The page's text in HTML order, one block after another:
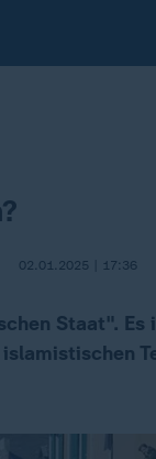
02.01.2025 | 17:36
Staat". Es